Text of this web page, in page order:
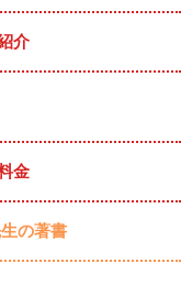
介
金
の著書